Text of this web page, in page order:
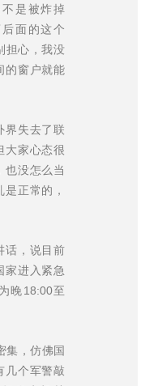
是被炸掉
面的这个
担心，我没
的窗户就能
界失去了联
大家心态很
也没怎么当
正常的，
话，说目前
家进入紧急
晚18:00至
集，仿佛国
几个军警敲